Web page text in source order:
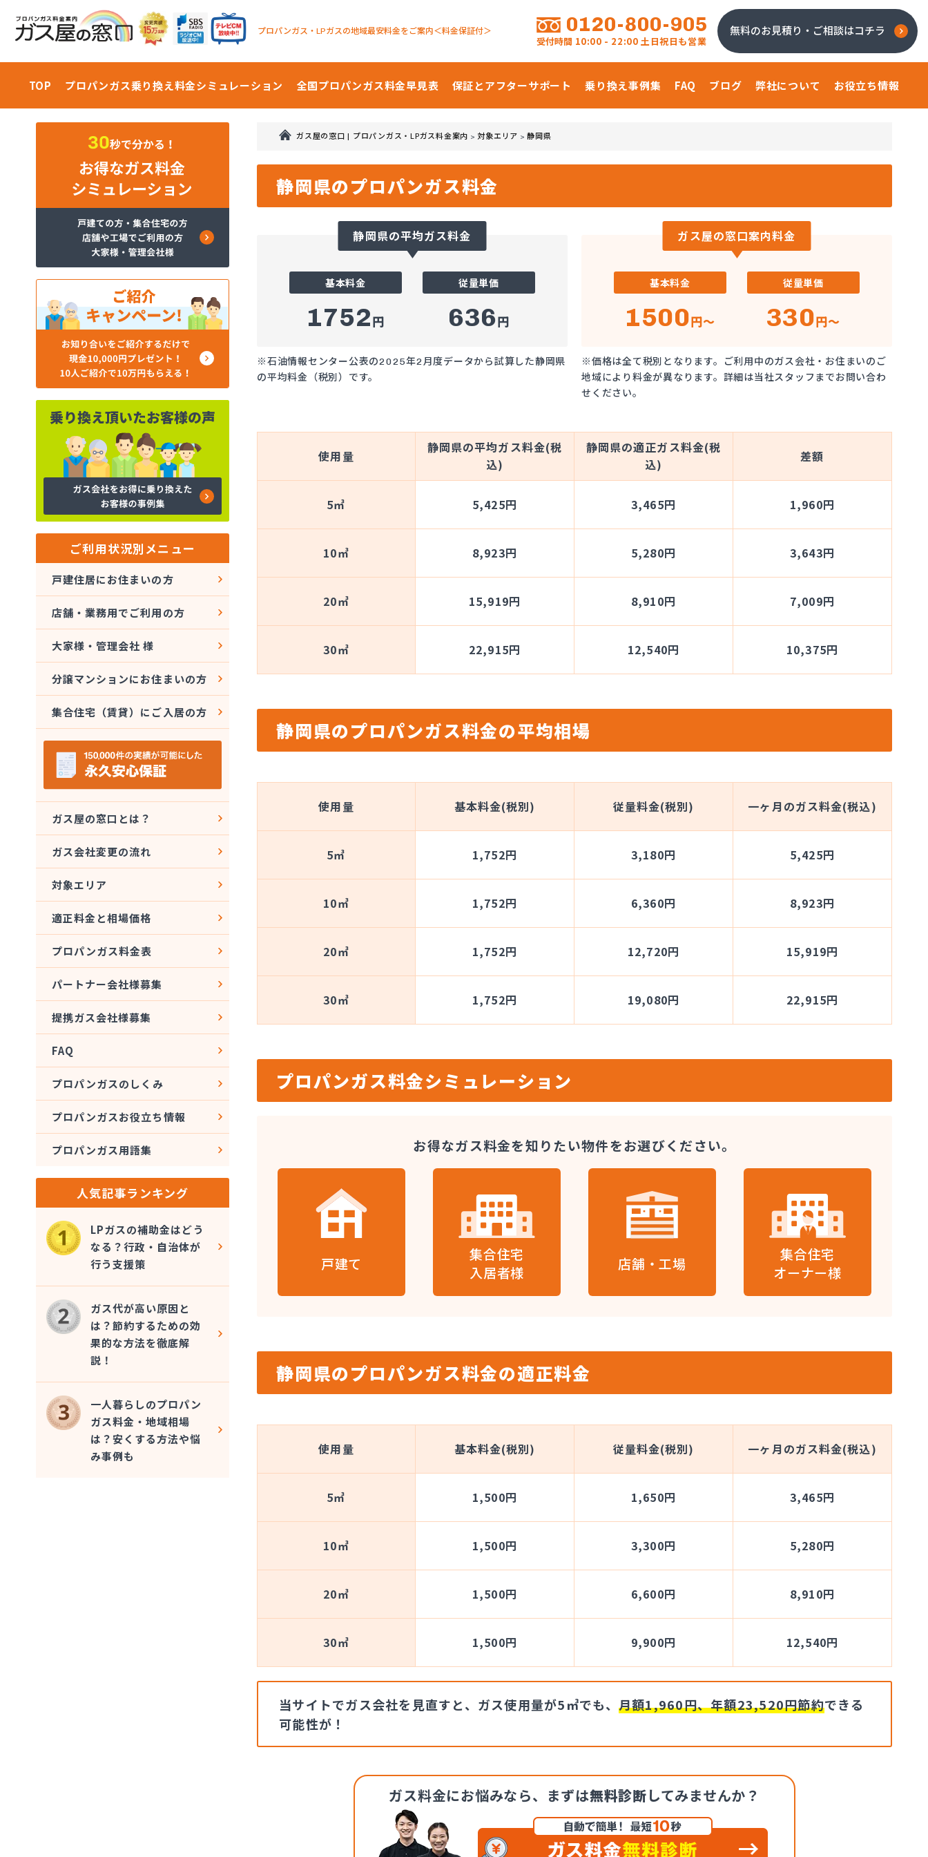
プロパンガス・LPガスの地域最安料金をご案内＜料金保証付＞ 0120-800-905
受付時間 10:00 - 22:00 土日祝日も営業
無料のお見積り・ご相談はコチラ
TOP プロパンガス乗り換え料金シミュレーション 全国プロパンガス料金早見表 保証とアフターサポート 乗り換え事例集 FAQ ブログ 弊社について お役立ち情報
ガス屋の窓口 | プロパンガス・LPガス料金案内 > 対象エリア >静岡県
静岡県のプロパンガス料金
静岡県の平均ガス料金
基本料金
1752円
従量単価
636円
※石油情報センター公表の2025年2月度データから試算した静岡県
の平均料金（税別）です。
ガス屋の窓口案内料金
基本料金
1500円～
従量単価
330円～
※価格は全て税別となります。ご利用中のガス会社・お住まいのご
地域により料金が異なります。詳細は当社スタッフまでお問い合わ
せください。
使用量
静岡県の平均ガス料金(税
込)
静岡県の適正ガス料金(税
込)
差額
5㎥ 5,425円 3,465円 1,960円
10㎥ 8,923円 5,280円 3,643円
20㎥ 15,919円 8,910円 7,009円
30㎥ 22,915円 12,540円 10,375円
静岡県のプロパンガス料金の平均相場
使用量 基本料金(税別) 従量料金(税別) 一ヶ月のガス料金(税込)
5㎥ 1,752円 3,180円 5,425円
10㎥ 1,752円 6,360円 8,923円
20㎥ 1,752円 12,720円 15,919円
30㎥ 1,752円 19,080円 22,915円
プロパンガス料金シミュレーション
お得なガス料金を知りたい物件をお選びください。
戸建て
集合住宅
入居者様
店舗・工場
集合住宅
オーナー様
静岡県のプロパンガス料金の適正料金
使用量 基本料金(税別) 従量料金(税別) 一ヶ月のガス料金(税込)
5㎥ 1,500円 1,650円 3,465円
10㎥ 1,500円 3,300円 5,280円
20㎥ 1,500円 6,600円 8,910円
30㎥ 1,500円 9,900円 12,540円
当サイトでガス会社を見直すと、ガス使用量が5㎥でも、 月額1,960円、年額23,520円節約できる
可能性が！
ガス料金にお悩みなら、 まずは無料診断 してみませんか？
ご利用状況別メニュー
戸建住居にお住まいの方
店舗・業務用でご利用の方
大家様・管理会社 様
分譲マンションにお住まいの方
集合住宅（賃貸）にご入居の方
ガス屋の窓口とは？
ガス会社変更の流れ
対象エリア
適正料金と相場価格
プロパンガス料金表
パートナー会社様募集
提携ガス会社様募集
FAQ
プロパンガスのしくみ
プロパンガスお役立ち情報
プロパンガス用語集
人気記事ランキング
LPガスの補助金はどう
なる？行政・自治体が
行う支援策
ガス代が高い原因と
は？節約するための効
果的な方法を徹底解
説！
一人暮らしのプロパン
ガス料金・地域相場
は？安くする方法や悩
み事例も